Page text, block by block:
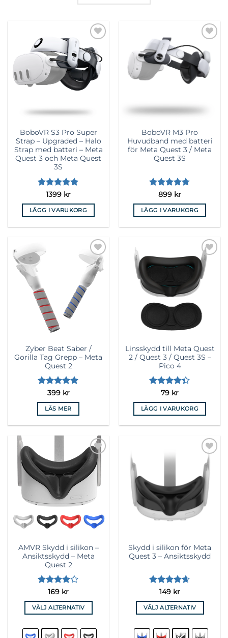
Lägg till i
önskelista
BoboVR S3 Pro Super
Strap – Upgraded – Halo
Strap med batteri – Meta
Quest 3 och Meta Quest
3S
Betygsatt
4.89av 5
1399 kr
LÄGG I VARUKORG
Lägg till i
önskelista
BoboVR M3 Pro
Huvudband med batteri
för Meta Quest 3 / Meta
Quest 3S
Betygsatt
4.73av 5
899 kr
LÄGG I VARUKORG
Lägg till i
önskelista
Zyber Beat Saber /
Gorilla Tag Grepp – Meta
Quest 2
Betygsatt
av 5
399 kr
LÄS MER
Lägg till i
önskelista
Linsskydd till Meta Quest
2 / Quest 3 / Quest 3S –
Pico 4
Betygsatt
4.35av 5
79 kr
LÄGG I VARUKORG
Lägg till i
önskelista
AMVR Skydd i silikon –
Ansiktsskydd – Meta
Quest 2
Betygsatt
3.95av
5
169 kr
VÄLJ ALTERNATIV
här
Lägg till i
önskelista
Skydd i silikon för Meta
Quest 3 – Ansiktsskydd
Betygsatt
4.56av 5
149 kr
VÄLJ ALTERNATIV
här